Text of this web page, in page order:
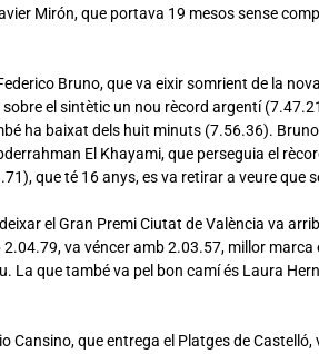
Mirón, que portava 19 mesos sense
Bruno, que va eixir somrient de la
el sintètic un nou rècord argentí
ha baixat dels huit minuts (7.56.36).
El Khayami, que perseguia el
que té 16 anys, es va retirar a veure que
el Gran Premi Ciutat de València va
va véncer amb 2.03.57, millor marca
La que també va pel bon camí és Laura
Cansino, que entrega el Platges de Castelló,